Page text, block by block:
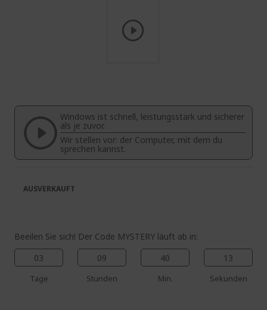
Bildgalerie
springen
Windows ist schnell, leistungsstark und sicherer
als je zuvor.
Wir stellen vor: der Computer, mit dem du
sprechen kannst.
Beeilen Sie sich! Der Code MYSTERY läuft ab in:
03
Tage
09
Stunden
40
Min.
12
Sekunden
AUSVERKAUFT